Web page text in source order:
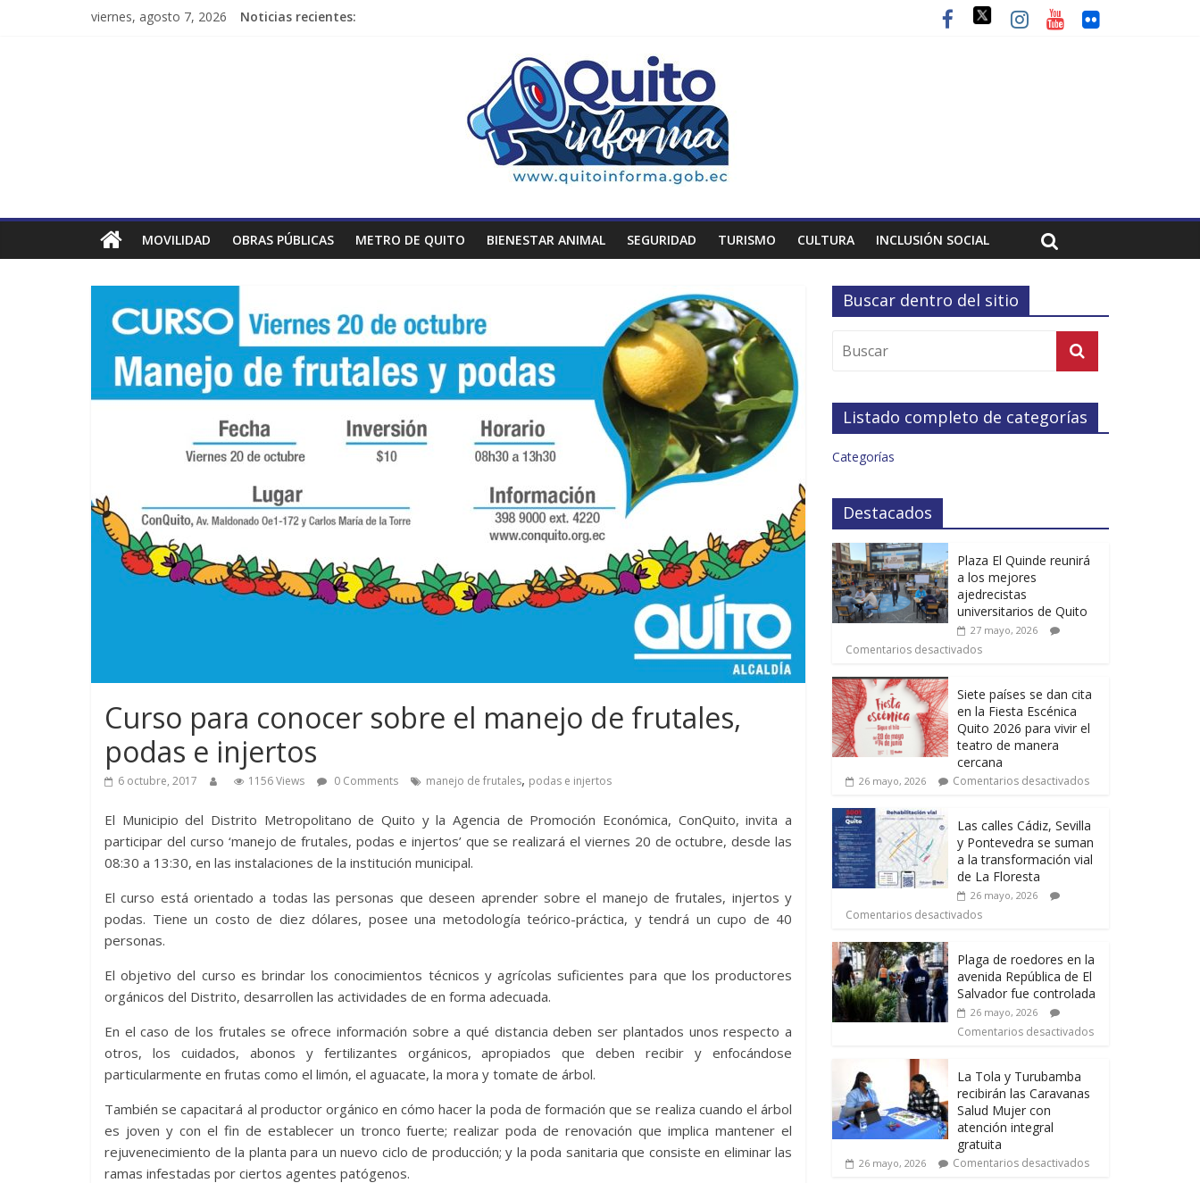
viernes, agosto 7, 2026 Noticias recientes:
MOVILIDAD OBRAS PÚBLICAS METRO DE QUITO BIENESTAR ANIMAL SEGURIDAD TURISMO CULTURA INCLUSIÓN SOCIAL
Curso para conocer sobre el manejo de frutales,
podas e injertos
6 octubre, 2017 1156 Views 0 Comments manejo de frutales, podas e injertos
El Municipio del Distrito Metropolitano de Quito y la Agencia de Promoción Económica, ConQuito, invita a
participar del curso ‘manejo de frutales, podas e injertos’ que se realizará el viernes 20 de octubre, desde las
08:30 a 13:30, en las instalaciones de la institución municipal.
El curso está orientado a todas las personas que deseen aprender sobre el manejo de frutales, injertos y
podas. Tiene un costo de diez dólares, posee una metodología teórico-práctica, y tendrá un cupo de 40
personas.
El objetivo del curso es brindar los conocimientos técnicos y agrícolas suficientes para que los productores
orgánicos del Distrito, desarrollen las actividades de en forma adecuada.
En el caso de los frutales se ofrece información sobre a qué distancia deben ser plantados unos respecto a
otros, los cuidados, abonos y fertilizantes orgánicos, apropiados que deben recibir y enfocándose
particularmente en frutas como el limón, el aguacate, la mora y tomate de árbol.
También se capacitará al productor orgánico en cómo hacer la poda de formación que se realiza cuando el árbol
es joven y con el fin de establecer un tronco fuerte; realizar poda de renovación que implica mantener el
rejuvenecimiento de la planta para un nuevo ciclo de producción; y la poda sanitaria que consiste en eliminar las
ramas infestadas por ciertos agentes patógenos.
Buscar dentro del sitio
Listado completo de categorías
Categorías
Destacados
Plaza El Quinde reunirá
a los mejores
ajedrecistas
universitarios de Quito
27 mayo, 2026
Comentarios desactivados
Siete países se dan cita
en la Fiesta Escénica
Quito 2026 para vivir el
teatro de manera
cercana
26 mayo, 2026 Comentarios desactivados
Las calles Cádiz, Sevilla
y Pontevedra se suman
a la transformación vial
de La Floresta
26 mayo, 2026
Comentarios desactivados
Plaga de roedores en la
avenida República de El
Salvador fue controlada
26 mayo, 2026
Comentarios desactivados
La Tola y Turubamba
recibirán las Caravanas
Salud Mujer con
atención integral
gratuita
26 mayo, 2026 Comentarios desactivados